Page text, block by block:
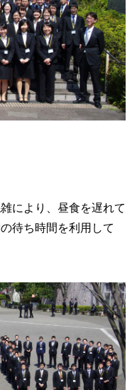
により、昼食を遅れて
待ち時間を利用して